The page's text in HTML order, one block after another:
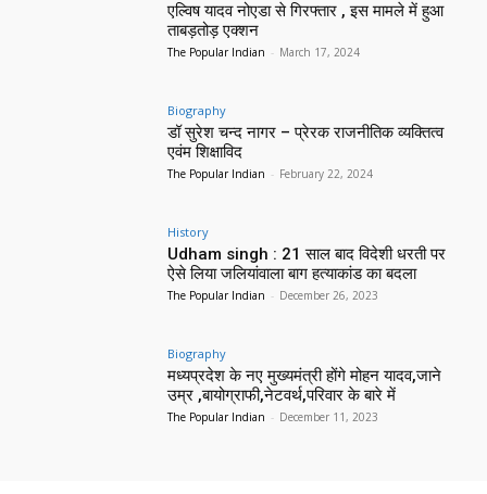
एल्विष यादव नोएडा से गिरफ्तार , इस मामले में हुआ
ताबड़तोड़ एक्शन
The Popular Indian - March 17, 2024
Biography
डॉ सुरेश चन्द नागर – प्रेरक राजनीतिक व्यक्तित्व
एवंम शिक्षाविद
The Popular Indian - February 22, 2024
History
Udham singh : 21 साल बाद विदेशी धरती पर
ऐसे लिया जलियांवाला बाग हत्याकांड का बदला
The Popular Indian - December 26, 2023
Biography
मध्यप्रदेश के नए मुख्यमंत्री होंगे मोहन यादव,जाने
उम्र ,बायोग्राफी,नेटवर्थ,परिवार के बारे में
The Popular Indian - December 11, 2023